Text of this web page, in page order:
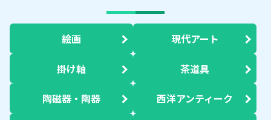
絵画 現代アート
掛け軸 茶道具
陶磁器・陶器 西洋アンティーク